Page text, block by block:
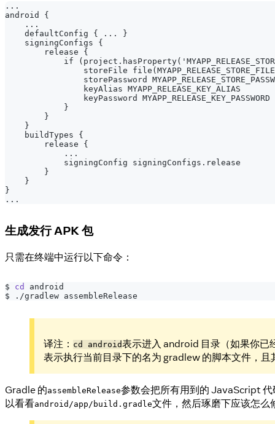
...
android {
    ...
    defaultConfig { ... }
    signingConfigs {
        release {
if
storeFile
storePassword
                keyAlias MYAPP_RELEASE_KEY_ALIAS
                keyPassword MYAPP_RELEASE_KEY_PASSWORD
            }
        }
    }
    buildTypes {
        release {
            ...
            signingConfig signingConfigs.release
        }
    }
}
...
生成发行 APK 包
只需在终端中运行以下命令：
$ cd
android
$ ./gradlew assembleRelease
译注： cd android表示进入 android 目录（如果你已
表示执行当前目录下的名为 gradlew 的脚本文件，
Gradle 的assembleRelease参数会把所有用到的 JavaScript
以看看android/app/build.gradle文件，然后琢磨下应该怎么